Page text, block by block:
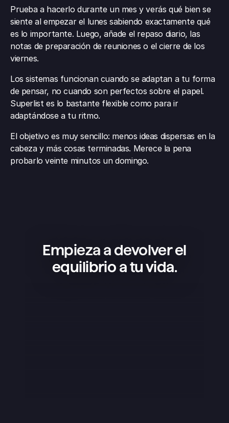
Prueba a hacerlo durante un mes y verás qué bien se
siente al empezar el lunes sabiendo exactamente qué
es lo importante. Luego, añade el repaso diario, las
notas de preparación de reuniones o el cierre de los
viernes.
Los sistemas funcionan cuando se adaptan a tu forma
de pensar, no cuando son perfectos sobre el papel.
Superlist es lo bastante flexible como para ir
adaptándose a tu ritmo.
El objetivo es muy sencillo: menos ideas dispersas en la
cabeza y más cosas terminadas. Merece la pena
probarlo veinte minutos un domingo.
Empieza a devolver el
equilibrio a tu vida.